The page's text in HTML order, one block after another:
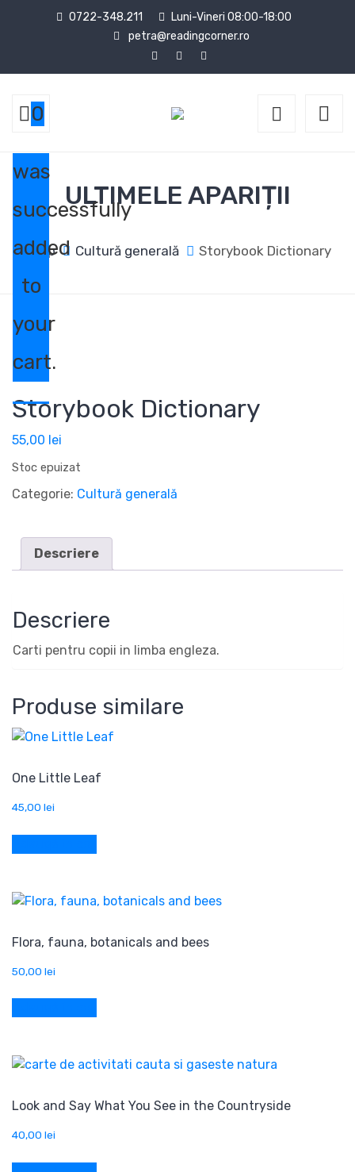
0722-348.211
Luni-Vineri 08:00-18:00
petra@readingcorner.ro
0
was
successfully
added
to
your
cart.
ULTIMELE APARIȚII
Shop Cultură generală Storybook Dictionary
Storybook Dictionary
55,00 lei
Stoc epuizat
Categorie: Cultură generală
Descriere
Descriere
Carti pentru copii in limba engleza.
Produse similare
One Little Leaf
45,00 lei
Flora, fauna, botanicals and bees
50,00 lei
Look and Say What You See in the Countryside
40,00 lei